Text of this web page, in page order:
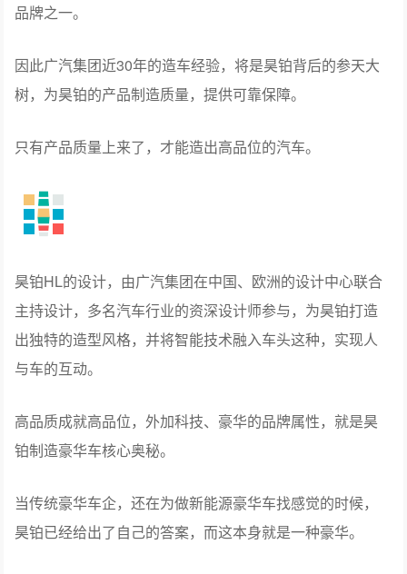
品牌之一。
因此广汽集团近30年的造车经验，将是昊铂背后的参天大
树，为昊铂的产品制造质量，提供可靠保障。
只有产品质量上来了，才能造出高品位的汽车。
昊铂HL的设计，由广汽集团在中国、欧洲的设计中心联合
主持设计，多名汽车行业的资深设计师参与，为昊铂打造
出独特的造型风格，并将智能技术融入车头这种，实现人
与车的互动。
高品质成就高品位，外加科技、豪华的品牌属性，就是昊
铂制造豪华车核心奥秘。
当传统豪华车企，还在为做新能源豪华车找感觉的时候，
昊铂已经给出了自己的答案，而这本身就是一种豪华。